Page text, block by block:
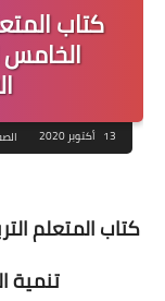
كتاب
الخامس
13 أكتوبر 2020
كتاب المتعلم
تنمية